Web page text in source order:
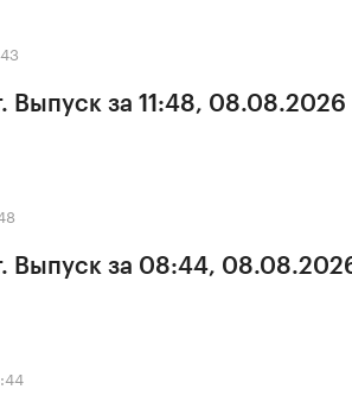
Выпуск за 11:48, 08.08.2026
Выпуск за 08:44,